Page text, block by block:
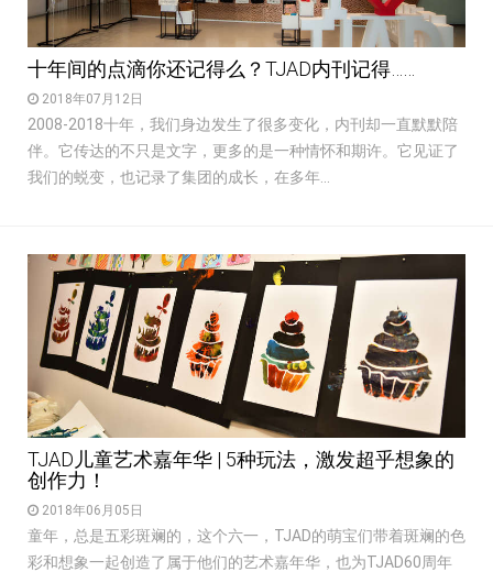
十年间的点滴你还记得么？TJAD内刊记得……
2018年07月12日
2008-2018十年，我们身边发生了很多变化，内刊却一直默默陪
伴。它传达的不只是文字，更多的是一种情怀和期许。它见证了
我们的蜕变，也记录了集团的成长，在多年...
TJAD儿童艺术嘉年华 | 5种玩法，激发超乎想象的
创作力！
2018年06月05日
童年，总是五彩斑斓的，这个六一，TJAD的萌宝们带着斑斓的色
彩和想象一起创造了属于他们的艺术嘉年华，也为TJAD60周年